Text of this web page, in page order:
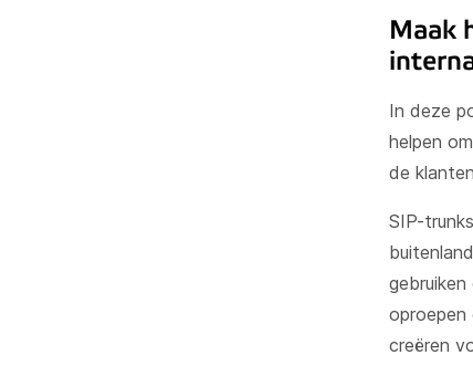
Maak
In deze
helpen
de
SIP-
oproepen
creëren